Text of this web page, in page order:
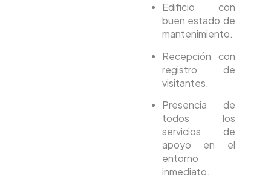
Edificio con
buen estado de
mantenimiento.
Recepción con
registro de
visitantes.
Presencia de
todos los
servicios de
apoyo en el
entorno
inmediato.